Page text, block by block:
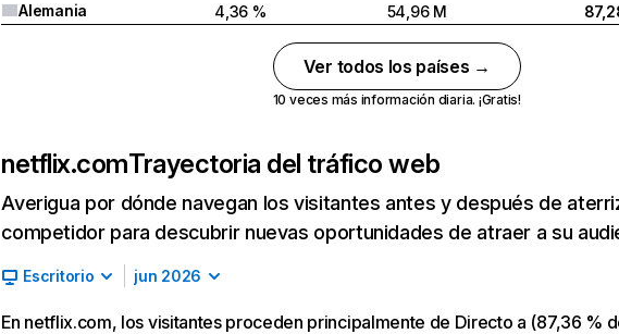
Alemania
4,36 % 54,96 M
Ver todos los países →
10 veces más información diaria. ¡Gratis!
netflix.comTrayectoria del tráfico web
Averigua por dónde navegan los visitantes antes y después de
competidor para descubrir nuevas oportunidades de atraer a su
Escritorio jun 2026
En netflix.com, los visitantes proceden principalmente de Directo a (87,36 %